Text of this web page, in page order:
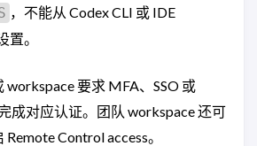
，不能从 Codex CLI 或 IDE
置。
workspace 要求 MFA、SSO 或
成对应认证。团队 workspace 还可
Control access。